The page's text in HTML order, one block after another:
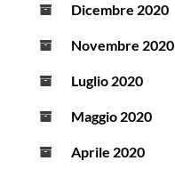
Dicembre 2020
Novembre 2020
Luglio 2020
Maggio 2020
Aprile 2020